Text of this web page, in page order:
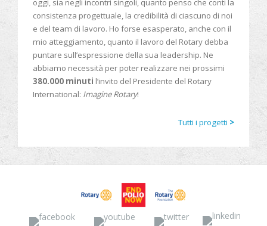
oggi, sia negli incontri singoli, quanto penso che conti la
consistenza progettuale, la credibilità di ciascuno di noi
e del team di lavoro. Ho forse esasperato, anche con il
mio atteggiamento, quanto il lavoro del Rotary debba
puntare sull’espressione della sua leadership. Ne
abbiamo necessità per poter realizzare nei prossimi
380.000 minuti l’invito del Presidente del Rotary
International: Imagine Rotary!
Tutti i progetti >
Facebook YouTube Twitter